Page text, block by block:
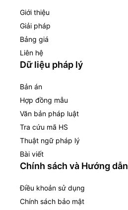
Giới thiệu
Giải pháp
Bảng giá
Liên hệ
Dữ liệu pháp lý
Bản án
Hợp đồng mẫu
Văn bản pháp luật
Tra cứu mã HS
Thuật ngữ pháp lý
Bài viết
Chính sách và Hướng dẫn
Điều khoản sử dụng
Chính sách bảo mật